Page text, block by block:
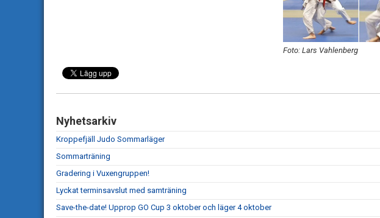
Foto: Lars Vahlenberg
Nyhetsarkiv
Kroppefjäll Judo Sommarläger
Sommarträning
Gradering i Vuxengruppen!
Lyckat terminsavslut med samträning
Save-the-date! Upprop GO Cup 3 oktober och läger 4 oktober